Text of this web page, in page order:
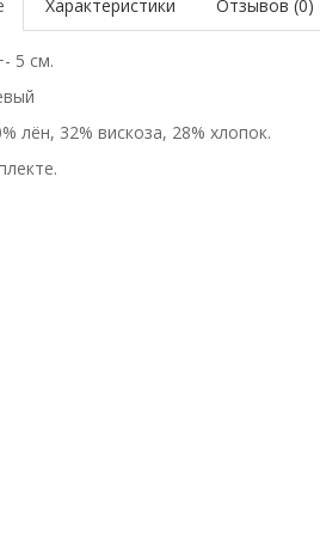
Характеристики Отзывов (0)
5 см.
лён, 32% вискоза, 28% хлопок.